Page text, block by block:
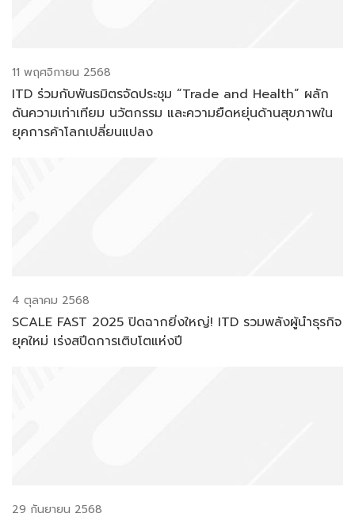
11 พฤศจิกายน 2568
ITD ร่วมกับพันธมิตรจัดประชุม “Trade and Health” ผลัก
ดันความเท่าเทียม นวัตกรรม และความยืดหยุ่นด้านสุขภาพใน
ยุคการค้าโลกเปลี่ยนแปลง
4 ตุลาคม 2568
SCALE FAST 2025 ปิดฉากยิ่งใหญ่! ITD รวมพลังผู้นำธุรกิจ
ยุคใหม่ เร่งสปีดการเติบโตแห่งปี
29 กันยายน 2568